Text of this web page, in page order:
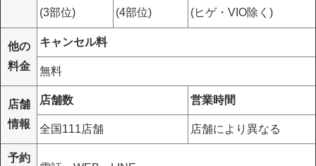
(3部位)
(4部位)
(ヒゲ・VIO除く)
他の
料金
キャンセル料
無料
店舗
情報
店舗数 営業時間
全国111店舗 店舗により異なる
予約